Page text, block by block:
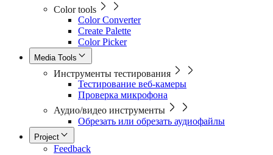
Color tools
Color Converter
Create Palette
Color Picker
Media Tools
Инструменты тестирования
Тестирование веб-камеры
Проверка микрофона
Аудио/видео инструменты
Обрезать или обрезать аудиофайлы
Project
Feedback